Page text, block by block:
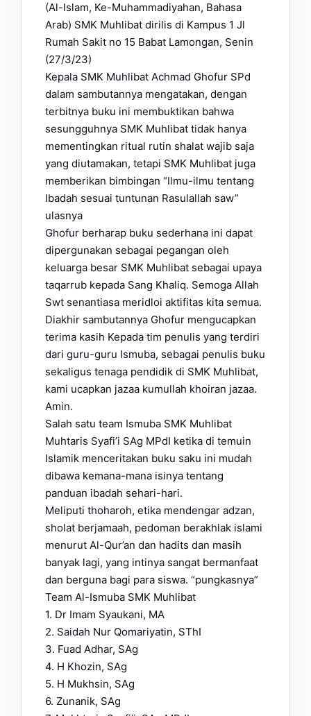
(Al-Islam, Ke-Muhammadiyahan, Bahasa
Arab) SMK Muhlibat dirilis di Kampus 1 Jl
Rumah Sakit no 15 Babat Lamongan, Senin
(27/3/23)
Kepala SMK Muhlibat Achmad Ghofur SPd
dalam sambutannya mengatakan, dengan
terbitnya buku ini membuktikan bahwa
sesungguhnya SMK Muhlibat tidak hanya
mementingkan ritual rutin shalat wajib saja
yang diutamakan, tetapi SMK Muhlibat juga
memberikan bimbingan “Ilmu-ilmu tentang
Ibadah sesuai tuntunan Rasulallah saw”
ulasnya
Ghofur berharap buku sederhana ini dapat
dipergunakan sebagai pegangan oleh
keluarga besar SMK Muhlibat sebagai upaya
taqarrub kepada Sang Khaliq. Semoga Allah
Swt senantiasa meridloi aktifitas kita semua.
Diakhir sambutannya Ghofur mengucapkan
terima kasih Kepada tim penulis yang terdiri
dari guru-guru Ismuba, sebagai penulis buku
sekaligus tenaga pendidik di SMK Muhlibat,
kami ucapkan jazaa kumullah khoiran jazaa.
Amin.
Salah satu team Ismuba SMK Muhlibat
Muhtaris Syafi’i SAg MPdI ketika di temuin
Islamik menceritakan buku saku ini mudah
dibawa kemana-mana isinya tentang
panduan ibadah sehari-hari.
Meliputi thoharoh, etika mendengar adzan,
sholat berjamaah, pedoman berakhlak islami
menurut Al-Qur’an dan hadits dan masih
banyak lagi, yang intinya sangat bermanfaat
dan berguna bagi para siswa. “pungkasnya”
Team Al-Ismuba SMK Muhlibat
1. Dr Imam Syaukani, MA
2. Saidah Nur Qomariyatin, SThI
3. Fuad Adhar, SAg
4. H Khozin, SAg
5. H Mukhsin, SAg
6. Zunanik, SAg